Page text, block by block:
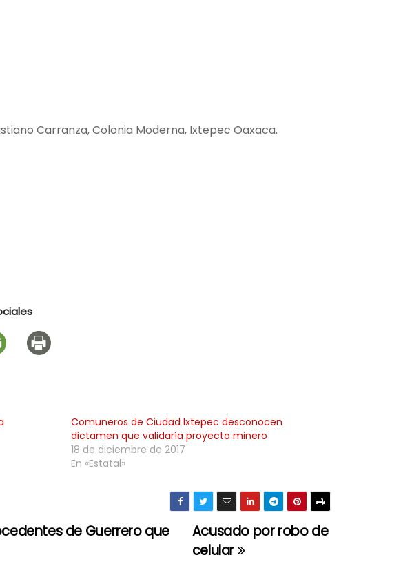
Carranza, Colonia Moderna, Ixtepec Oaxaca.
Comuneros de Ciudad Ixtepec desconocen
dictamen que validaría proyecto minero
18 de diciembre de 2017
En «Estatal»
Acusado por robo de
celular
de Guerrero que